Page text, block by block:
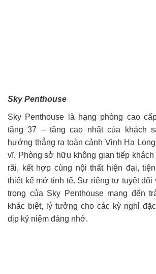
Sky Penthouse
Sky Penthouse là hạng phòng cao
tầng 37 – tầng cao nhất của khách
hướng thẳng ra toàn cảnh Vịnh Hạ
vĩ. Phòng sở hữu không gian tiếp khách
rãi, kết hợp cùng nội thất hiện đại,
thiết kế mở tinh tế. Sự riêng tư tuyệt đối
trọng của Sky Penthouse mang đến
khác biệt, lý tưởng cho các kỳ nghỉ
dịp kỷ niệm đáng nhớ.